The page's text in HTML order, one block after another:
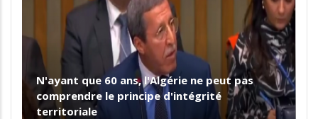
N'ayant que 60 ans, l'Algérie ne peut pas
comprendre le principe d'intégrité
territoriale